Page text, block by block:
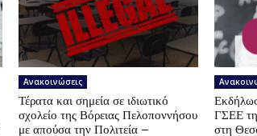
Ανακοινώσεις
Τέρατα και σημεία σε ιδιωτικό
σχολείο της Βόρειας Πελοποννήσου
με απούσα την Πολιτεία –
ΓΣΕΕ
στη